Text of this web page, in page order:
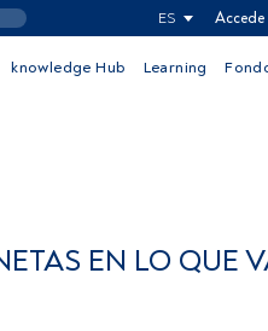
ES Accede
knowledge Hub Learning
EN LO QUE